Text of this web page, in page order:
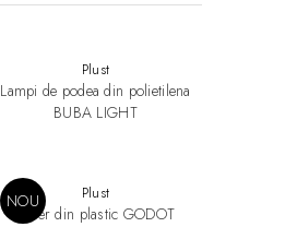
Plust
Lampi de podea din polietilena
BUBA LIGHT
NOU Plust
Cuier din plastic GODOT